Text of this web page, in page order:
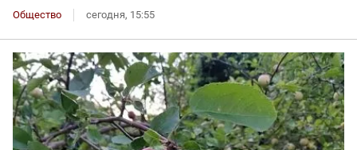
Общество сегодня, 15:55